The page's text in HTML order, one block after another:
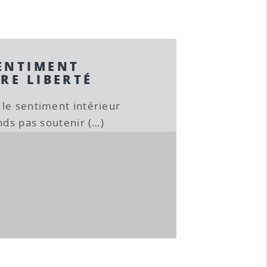
LIBERTÉ
le sentiment intérieur
pas soutenir (…)